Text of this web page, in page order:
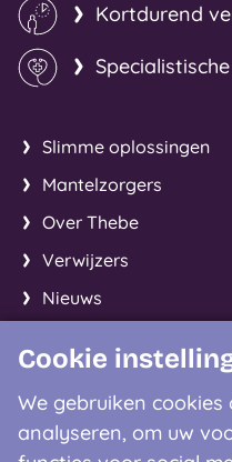
Cookie
We gebruiken
analyseren, om uw
Kortdurend
Slimme oplossingen
Mantelzorgers
Over Thebe
Verwijzers
Nieuws
Contactgegevens